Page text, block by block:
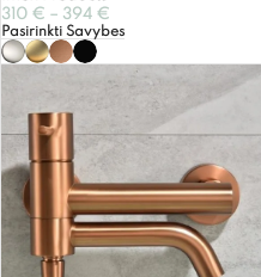
310 € – 394 €
Pasirinkti Savybes